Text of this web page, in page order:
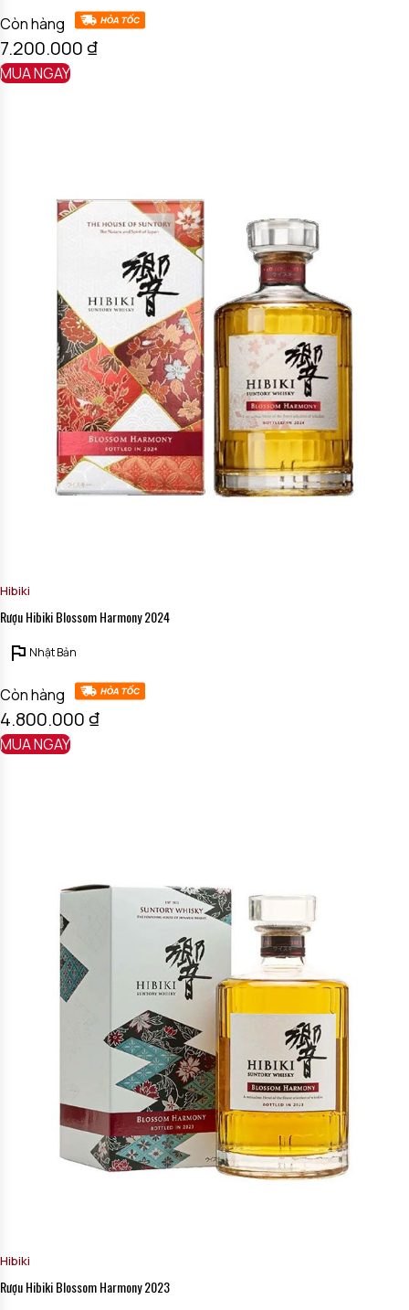
Còn hàng
7.200.000₫
MUA NGAY
Hibiki
Rượu Hibiki Blossom Harmony 2024
Nhật Bản
Còn hàng
4.800.000₫
MUA NGAY
Hibiki
Rượu Hibiki Blossom Harmony 2023